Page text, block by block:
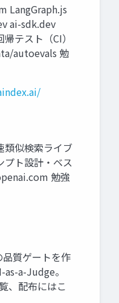
LangGraph.js
ai-sdk.dev
テスト（CI）
autoevals 勉
似検索ライブ
ト設計・ベス
勉強
質ゲートを作
a-Judge。
、配布にはこ